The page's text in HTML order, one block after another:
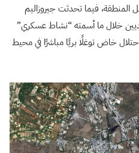
داخل المنطقة، فيما تحدثت جيروزاليم
خلال ما أسمته “نشاط عسكري”
خاض توغلًا بريًا مباشرًا في محيط